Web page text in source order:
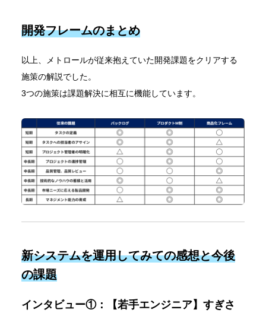
開発フレームのまとめ
以上、メトロールが従来抱えていた開発課題をクリアする
施策の解説でした。
3つの施策は課題解決に相互に機能しています。
新システムを運用してみての感想と今後
の課題
インタビュー①：【若手エンジニア】すぎさ